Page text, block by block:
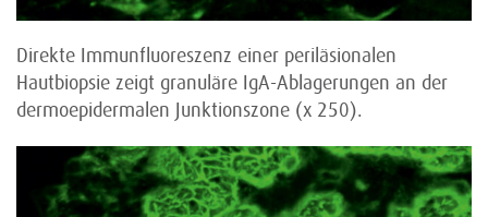
Direkte Immunfluoreszenz einer periläsionalen
Hautbiopsie zeigt granuläre IgA-Ablagerungen an der
dermoepidermalen Junktionszone (x 250).